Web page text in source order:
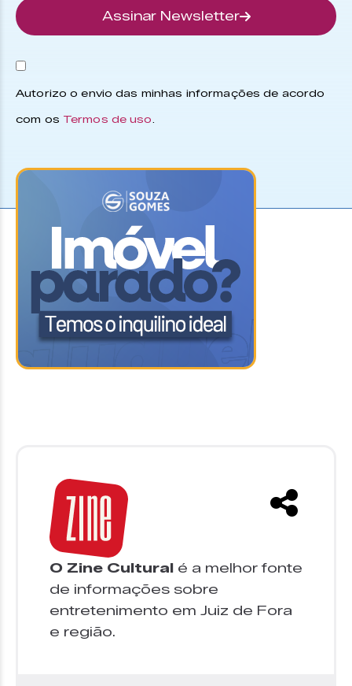
Assinar Newsletter
Autorizo o envio das minhas informações de acordo
com os Termos de uso.
O Zine Cultural é a melhor fonte
de informações sobre
entretenimento em Juiz de Fora
e região.